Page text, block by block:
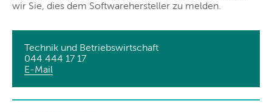
wir Sie, dies dem Softwarehersteller zu melden.
Technik und Betriebswirtschaft
044 444 17 17
E-Mail